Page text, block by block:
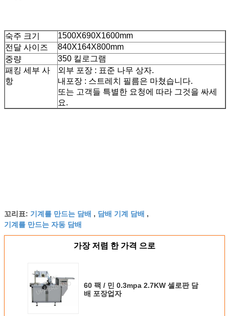
숙주 크기
1500X690X1600mm
전달 사이즈
840X164X800mm
중량
350 킬로그램
패킹 세부 사
항
외부 포장 : 표준 나무 상자.
내포장 : 스트레치 필름은 마쳤습니다.
또는 고객들 특별한 요청에 따라 그것을 싸세
요.
꼬리표: 기계를 만드는 담배 , 담배 기계 담배 ,
기계를 만드는 자동 담배
가장 저렴 한 가격 으로
60 팩 / 민 0.3mpa 2.7KW 셀로판 담
배 포장업자